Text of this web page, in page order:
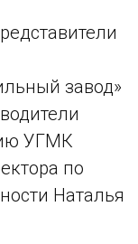
завод»
УГМК
по
Наталья